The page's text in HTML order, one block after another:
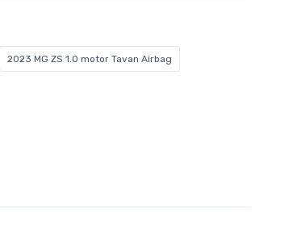
2023 MG ZS 1.0 motor Tavan Airbag